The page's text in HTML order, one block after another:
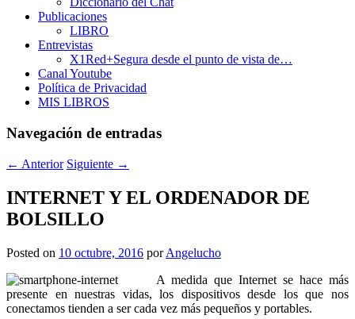
Publicaciones
LIBRO
Entrevistas
X1Red+Segura desde el punto de vista de…
Canal Youtube
Política de Privacidad
MIS LIBROS
Navegación de entradas
← Anterior Siguiente →
INTERNET Y EL ORDENADOR DE
BOLSILLO
Posted on 10 octubre, 2016 porAngelucho
A medida que Internet se hace más
presente en nuestras vidas, los dispositivos desde los que nos
conectamos tienden a ser cada vez más pequeños y portables.